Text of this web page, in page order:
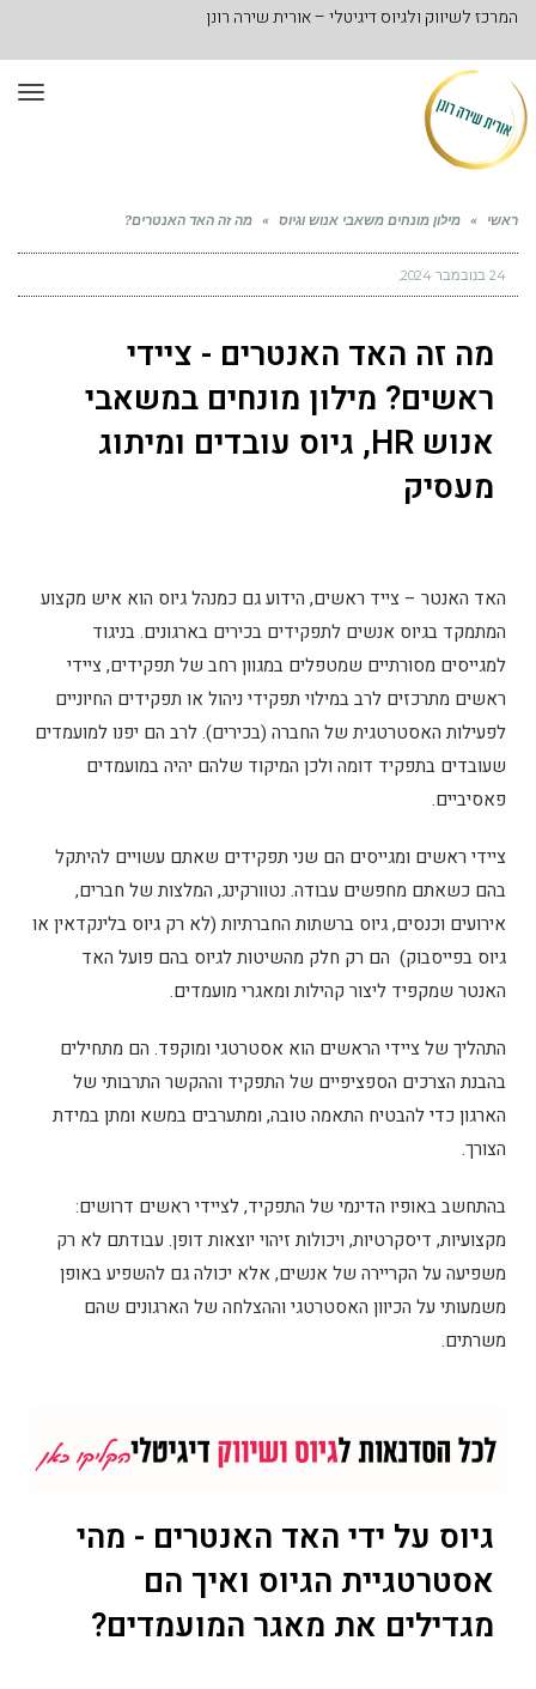
המרכז לשיווק ולגיוס דיגיטלי – אורית שירה רונן
ראשי » מילון מונחים משאבי אנוש וגיוס » מה זה האד האנטרים?
24 בנובמבר 2024
מה זה האד האנטרים - ציידי
ראשים? מילון מונחים במשאבי
אנוש HR, גיוס עובדים ומיתוג
מעסיק
האד האנטר – צייד ראשים, הידוע גם כמנהל גיוס הוא איש מקצוע
המתמקד בגיוס אנשים לתפקידים בכירים בארגונים. בניגוד
למגייסים מסורתיים שמטפלים במגוון רחב של תפקידים, ציידי
ראשים מתרכזים לרב במילוי תפקידי ניהול או תפקידים החיוניים
לפעילות האסטרטגית של החברה (בכירים). לרב הם יפנו למועמדים
שעובדים בתפקיד דומה ולכן המיקוד שלהם יהיה במועמדים
פאסיביים.
ציידי ראשים ומגייסים הם שני תפקידים שאתם עשויים להיתקל
בהם כשאתם מחפשים עבודה. נטוורקינג, המלצות של חברים,
אירועים וכנסים, גיוס ברשתות החברתיות (לא רק גיוס בלינקדאין או
גיוס בפייסבוק) הם רק חלק מהשיטות לגיוס בהם פועל האד
האנטר שמקפיד ליצור קהילות ומאגרי מועמדים.
התהליך של ציידי הראשים הוא אסטרטגי ומוקפד. הם מתחילים
בהבנת הצרכים הספציפיים של התפקיד וההקשר התרבותי של
הארגון כדי להבטיח התאמה טובה, ומתערבים במשא ומתן במידת
הצורך.
בהתחשב באופיו הדינמי של התפקיד, לציידי ראשים דרושים:
מקצועיות, דיסקרטיות, ויכולות זיהוי יוצאות דופן. עבודתם לא רק
משפיעה על הקריירה של אנשים, אלא יכולה גם להשפיע באופן
משמעותי על הכיוון האסטרטגי וההצלחה של הארגונים שהם
משרתים.
גיוס על ידי האד האנטרים - מהי
אסטרטגיית הגיוס ואיך הם
מגדילים את מאגר המועמדים?